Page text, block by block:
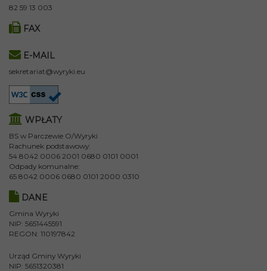
82 59 13 003
FAX
E-MAIL
sekretariat@wyryki.eu
WPŁATY
BS w Parczewie O/Wyryki
Rachunek podstawowy:
54 8042 0006 2001 0680 0101 0001
Odpady komunalne:
65 8042 0006 0680 0101 2000 0310
DANE
Gmina Wyryki
NIP: 5651445591
REGON: 110197842
Urząd Gminy Wyryki
NIP: 5651320381